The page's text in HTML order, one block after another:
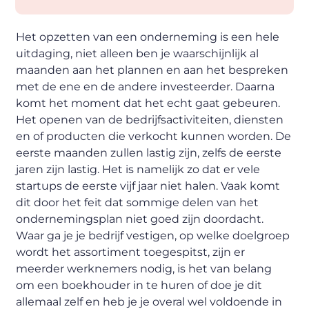
Het opzetten van een onderneming is een hele
uitdaging, niet alleen ben je waarschijnlijk al
maanden aan het plannen en aan het bespreken
met de ene en de andere investeerder. Daarna
komt het moment dat het echt gaat gebeuren.
Het openen van de bedrijfsactiviteiten, diensten
en of producten die verkocht kunnen worden. De
eerste maanden zullen lastig zijn, zelfs de eerste
jaren zijn lastig. Het is namelijk zo dat er vele
startups de eerste vijf jaar niet halen. Vaak komt
dit door het feit dat sommige delen van het
ondernemingsplan niet goed zijn doordacht.
Waar ga je je bedrijf vestigen, op welke doelgroep
wordt het assortiment toegespitst, zijn er
meerder werknemers nodig, is het van belang
om een boekhouder in te huren of doe je dit
allemaal zelf en heb je je overal wel voldoende in